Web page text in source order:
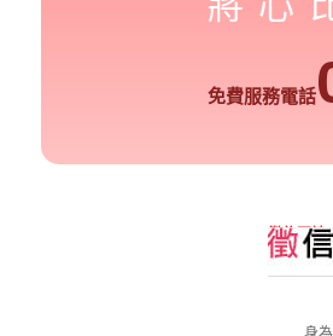
免費服務電話
徵信園地